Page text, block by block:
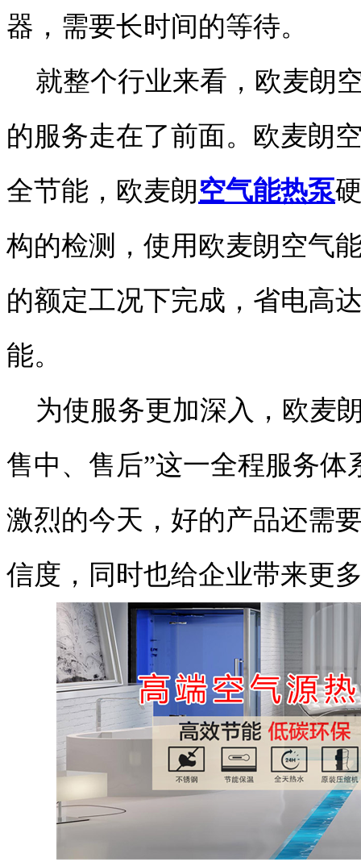
器，需要长时间的等待。
就整个行业来看，欧麦朗
的服务走在了前面。欧麦朗
全节能，欧麦朗空气能热泵
构的检测，使用欧麦朗空气
的额定工况下完成，省电高
能。
为使服务更加深入，欧麦
售中、售后”这一全程服务
激烈的今天，好的产品还需
信度，同时也给企业带来更